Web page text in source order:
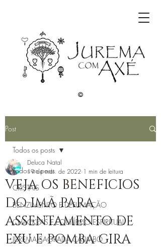
©
Post
Todos os posts
CRISTAIS
BENZIMENTO E DEFUMAÇÃO
CHACKRAS E EQUILÍBRIO ESPIRITUAL
JUREMA SAGRADA CATIMBÓ
Todos os posts
VEJA OS BENEFICIOS
DO IMÃ PARA
ASSENTAMENTO DE
EXU E POMBA GIRA
Deluca Natal
19 de mai. de 2022 1 min de leitura